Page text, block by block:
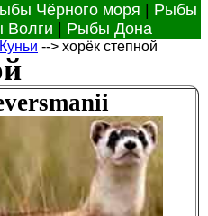
Чёрного моря
Рыбы
Волги Рыбы Дона
Куньи --> хорёк степной